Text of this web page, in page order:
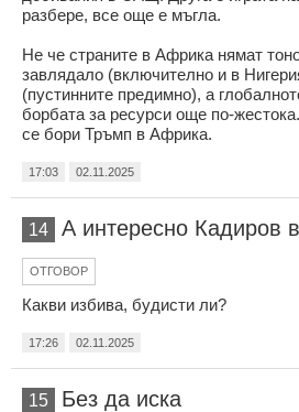
разбере, все още е мъгла.
Не че страните в Африка нямат
завлядало (включително и в
(пустинните предимно), а
борбата за ресурси още по-
се бори Тръмп в Африка.
17:03 02.11.2025
14 А интересно Кадиров
ОТГОВОР
Какви избива, будисти ли?
17:26 02.11.2025
15 Без да иска